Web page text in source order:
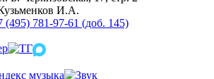
И.А.
(495) 781-97-61 (доб. 145)